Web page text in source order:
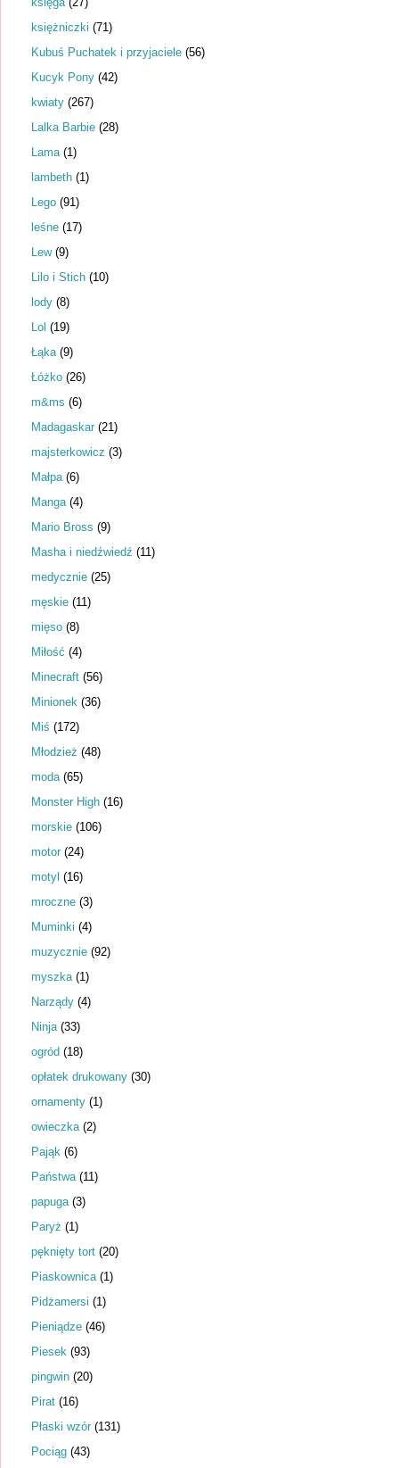
księżniczki (71)
Kubuś Puchatek i przyjaciele (56)
Kucyk Pony (42)
kwiaty (267)
Lalka Barbie (28)
Lama (1)
lambeth (1)
Lego (91)
leśne (17)
Lew (9)
Lilo i Stich (10)
lody (8)
Lol (19)
Łąka (9)
Łóżko (26)
m&ms (6)
Madagaskar (21)
majsterkowicz (3)
Małpa (6)
Manga (4)
Mario Bross (9)
Masha i niedźwiedź (11)
medycznie (25)
męskie (11)
mięso (8)
Miłość (4)
Minecraft (56)
Minionek (36)
Miś (172)
Młodzież (48)
moda (65)
Monster High (16)
morskie (106)
motor (24)
motyl (16)
mroczne (3)
Muminki (4)
muzycznie (92)
myszka (1)
Narządy (4)
Ninja (33)
ogród (18)
opłatek drukowany (30)
ornamenty (1)
owieczka (2)
Pająk (6)
Państwa (11)
papuga (3)
Paryż (1)
pęknięty tort (20)
Piaskownica (1)
Pidżamersi (1)
Pieniądze (46)
Piesek (93)
pingwin (20)
Pirat (16)
Płaski wzór (131)
Pociąg (43)